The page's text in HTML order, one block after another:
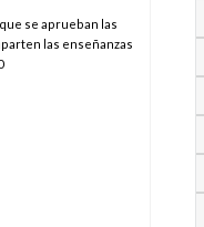
se aprueban las
las enseñanzas